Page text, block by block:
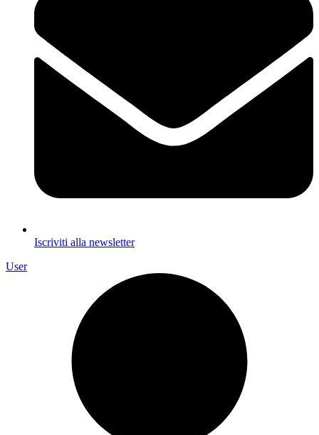
Iscriviti alla newsletter
User